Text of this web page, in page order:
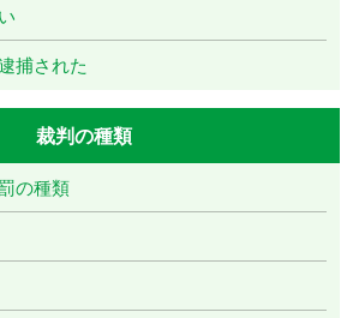
捕された
裁判の種類
の種類